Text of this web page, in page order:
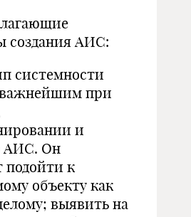
создания АИС:
системности
важнейшим при
и
АИС. Он
подойти к
объекту как
выявить на